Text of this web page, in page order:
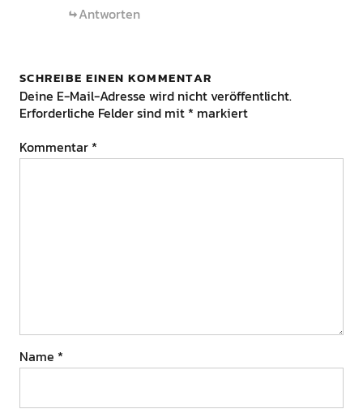
Antworten
SCHREIBE EINEN KOMMENTAR
Deine E-Mail-Adresse wird nicht veröffentlicht.
Erforderliche Felder sind mit * markiert
Kommentar *
Name *